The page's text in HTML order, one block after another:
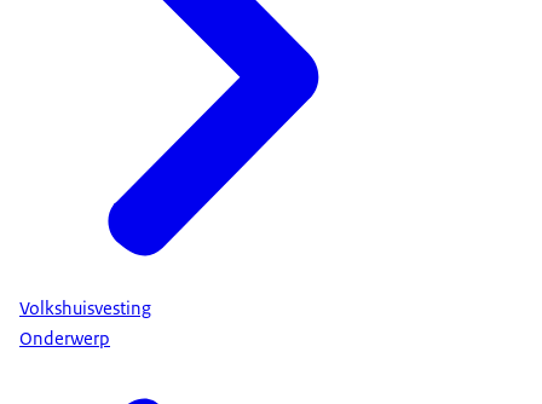
Volkshuisvesting
Onderwerp